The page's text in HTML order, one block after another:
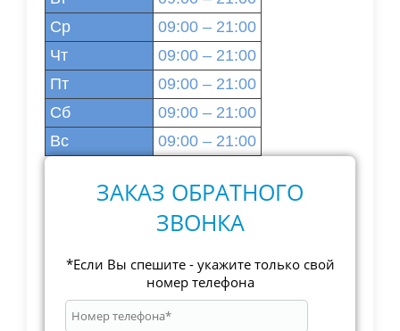
Ср
09:00 – 21:00
Чт
09:00 – 21:00
Пт
09:00 – 21:00
Сб
09:00 – 21:00
Вс
09:00 – 21:00
ЗАКАЗ ОБРАТНОГО
ЗВОНКА
*Если Вы спешите - укажите только свой
номер телефона